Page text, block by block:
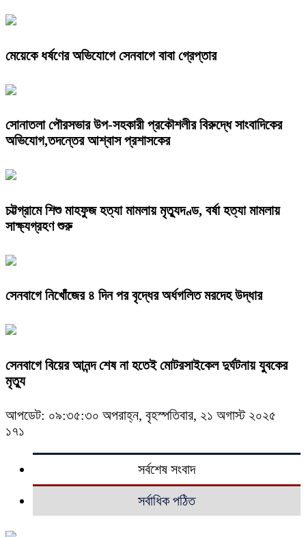
মেয়েকে ধর্ষণের অভিযোগে সেনবাগে বাবা গ্রেপ্তার
সোনাতলা পৌরসভার উপ-সহকারী প্রকৌশলীর বিরুদ্ধে সাংবাদিকের
অভিযোগ,তদন্তের আশ্বাস প্রশাসকের
চট্টগ্রামে শিশু মাহফুজ হত্যা মামলায় মৃত্যুদণ্ড, বর্ষা হত্যা মামলায়
সাক্ষ্যগ্রহণ শুরু
সেনবাগে নিখোঁজের ৪ দিন পর বৃদ্ধের অর্ধগলিত মরদেহ উদ্ধার
সেনবাগে বিয়ের আনন্দ শেষ না হতেই মোটরসাইকেল দুর্ঘটনায় যুবকের
মৃত্যু
আপডেট: ০৯:৩৫:৩০ অপরাহ্ন, বৃহস্পতিবার, ২১ অগাস্ট ২০২৫
১৭১
সর্বশেষ সংবাদ
সর্বাধিক পঠিত